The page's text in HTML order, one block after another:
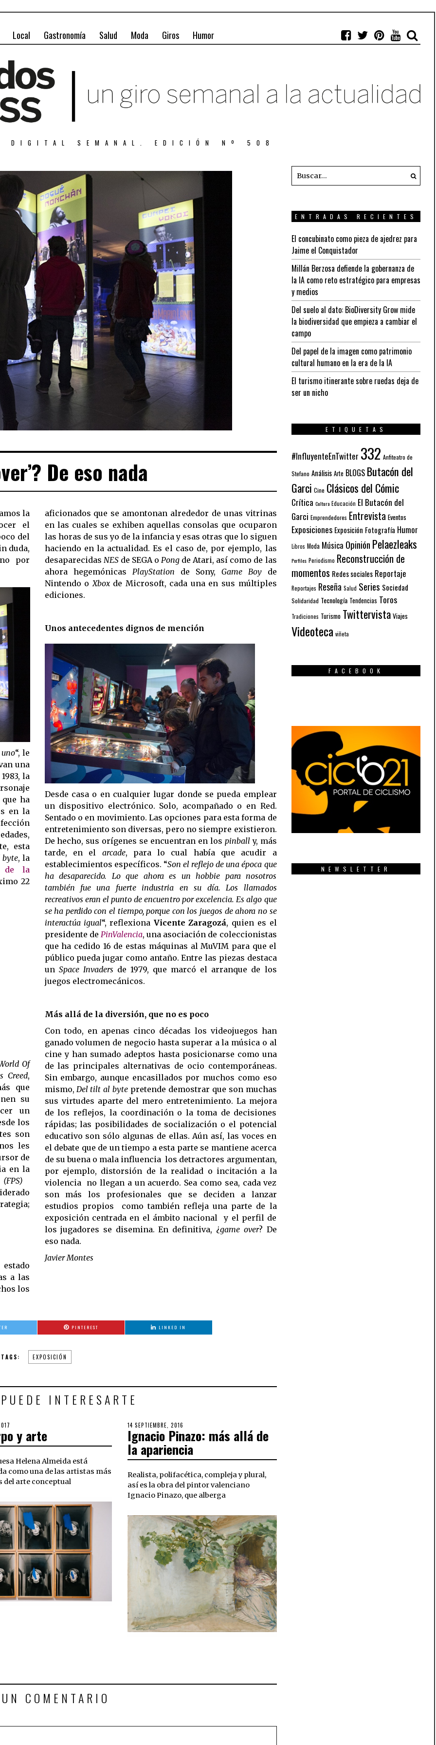
Local Gastronomía Salud Moda Giros Humor
DIGITAL SEMANAL. EDICIÓN Nº 508
De eso nada
la
el
del
duda,
por
uno“, le
una
la
ha
en la
esta
byte, la
de la
22
Of
Creed,
que
su
un
los
son
les
de
en la
a las
los
aficionados que se amontonan alrededor de unas vitrinas
en las cuales se exhiben aquellas consolas que ocuparon
las horas de sus yo de la infancia y esas otras que lo siguen
haciendo en la actualidad. Es el caso de, por ejemplo, las
desaparecidas NESde SEGA o Pongde Atari, así como de las
ahora hegemónicas PlayStation de Sony, Game Boyde
Nintendo o Xboxde Microsoft, cada una en sus múltiples
ediciones.
Unos antecedentes dignos de mención
Desde casa o en cualquier lugar donde se pueda emplear
un dispositivo electrónico. Solo, acompañado o en Red.
Sentado o en movimiento. Las opciones para esta forma de
entretenimiento son diversas, pero no siempre existieron.
De hecho, sus orígenes se encuentran en los pinbally, más
tarde, en el arcade, para lo cual había que acudir a
establecimientos específicos. “Son el reflejo de una época que
ha desaparecido. Lo que ahora es un hobbie para nosotros
también fue una fuerte industria en su día. Los llamados
recreativos eran el punto de encuentro por excelencia. Es algo que
se ha perdido con el tiempo, porque con los juegos de ahora no se
interactúa igual“, reflexiona Vicente Zaragozá, quien es el
presidente de PinValencia, una asociación de coleccionistas
que ha cedido 16 de estas máquinas al MuVIM para que el
público pueda jugar como antaño. Entre las piezas destaca
un Space Invaders de 1979, que marcó el arranque de los
juegos electromecánicos.
Más allá de la diversión, que no es poco
Con todo, en apenas cinco décadas los videojuegos han
ganado volumen de negocio hasta superar a la música o al
cine y han sumado adeptos hasta posicionarse como una
de las principales alternativas de ocio contemporáneas.
Sin embargo, aunque encasillados por muchos como eso
mismo, Del tilt al bytepretende demostrar que son muchas
sus virtudes aparte del mero entretenimiento. La mejora
de los reflejos, la coordinación o la toma de decisiones
rápidas; las posibilidades de socialización o el potencial
educativo son sólo algunas de ellas. Aún así, las voces en
el debate que de un tiempo a esta parte se mantiene acerca
de su buena o mala influencia  los detractores argumentan,
por ejemplo, distorsión de la realidad o incitación a la
violencia  no llegan a un acuerdo. Sea como sea, cada vez
son más los profesionales que se deciden a lanzar
estudios propios  como también refleja una parte de la
exposición centrada en el ámbito nacional  y el perfil de
los jugadores se disemina. En definitiva, ¿game over? De
eso nada.
Javier Montes
PINTEREST LINKED IN
TAGS: EXPOSICIÓN
INTERESARTE
y arte
Helena Almeida está
como una de las artistas más
del arte conceptual
POSTED
ON
14 SEPTIEMBRE, 2016
Ignacio Pinazo: más allá de
la apariencia
Realista, polifacética, compleja y plural,
así es la obra del pintor valenciano
Ignacio Pinazo, que alberga
COMENTARIO
ENTRADAS RECIENTES
El concubinato como pieza de ajedrez para
Jaime el Conquistador
Millán Berzosa defiende la gobernanza de
la IA como reto estratégico para empresas
y medios
Del suelo al dato: BioDiversity Grow mide
la biodiversidad que empieza a cambiar el
campo
Del papel de la imagen como patrimonio
cultural humano en la era de la IA
El turismo itinerante sobre ruedas deja de
ser un nicho
ETIQUETAS
#InfluyenteEnTwitter 332 Anfiteatro de
Stefano Análisis Arte BLOGS Butacón del
Garci Cine Clásicos del Cómic
Crítica Cultura Educación El Butacón del
Garci Emprendedores Entrevista Eventos
Exposiciones Exposición Fotografía Humor
Libros Moda Música Opinión Pelaezleaks
Perfiles Periodismo Reconstrucción de
momentos Redes sociales Reportaje
Reportajes Reseña Salud Series Sociedad
Solidaridad Tecnología Tendencias Toros
Tradiciones Turismo Twittervista Viajes
Videoteca viñeta
FACEBOOK
NEWSLETTER